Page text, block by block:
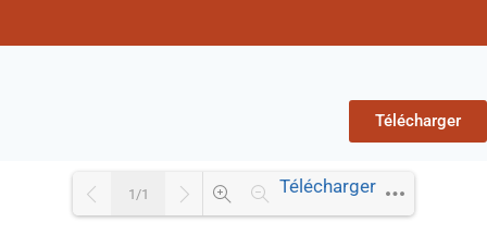
Télécharger
1/1 Télécharger